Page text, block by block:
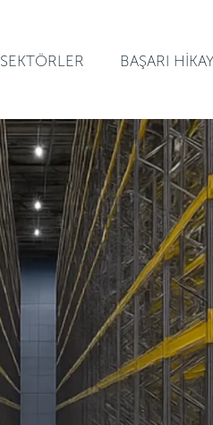
SEKTÖRLER BAŞARI